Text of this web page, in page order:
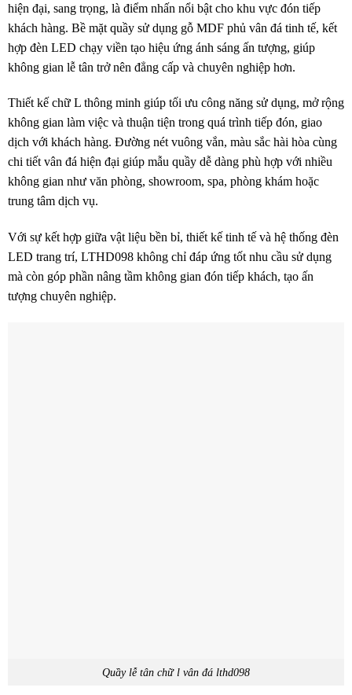
hiện đại, sang trọng, là điểm nhấn nổi bật cho khu vực đón tiếp
khách hàng. Bề mặt quầy sử dụng gỗ MDF phủ vân đá tinh tế, kết
hợp đèn LED chạy viền tạo hiệu ứng ánh sáng ấn tượng, giúp
không gian lễ tân trở nên đẳng cấp và chuyên nghiệp hơn.
Thiết kế chữ L thông minh giúp tối ưu công năng sử dụng, mở rộng
không gian làm việc và thuận tiện trong quá trình tiếp đón, giao
dịch với khách hàng. Đường nét vuông vắn, màu sắc hài hòa cùng
chi tiết vân đá hiện đại giúp mẫu quầy dễ dàng phù hợp với nhiều
không gian như văn phòng, showroom, spa, phòng khám hoặc
trung tâm dịch vụ.
Với sự kết hợp giữa vật liệu bền bỉ, thiết kế tinh tế và hệ thống đèn
LED trang trí, LTHD098 không chỉ đáp ứng tốt nhu cầu sử dụng
mà còn góp phần nâng tầm không gian đón tiếp khách, tạo ấn
tượng chuyên nghiệp.
Quầy lễ tân chữ l vân đá lthd098